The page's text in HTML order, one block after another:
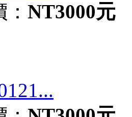
NT3000元